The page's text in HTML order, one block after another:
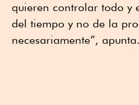
quieren controlar todo y
del tiempo y no de la
necesariamente”, apunta.